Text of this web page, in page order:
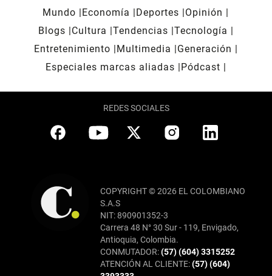
Mundo Economía Deportes
Opinión
Blogs
Cultura Tendencias Tecnología
Entretenimiento
Multimedia
Generación
Especiales marcas aliadas
Pódcast
REDES SOCIALES
COPYRIGHT © 2026 EL COLOMBIANO
S.A.S
NIT: 890901352-3
Carrera 48 N° 30 Sur - 119, Envigado,
Antioquia, Colombia.
CONMUTADOR:(57) (604) 3315252
ATENCIÓN AL CLIENTE:(57) (604)